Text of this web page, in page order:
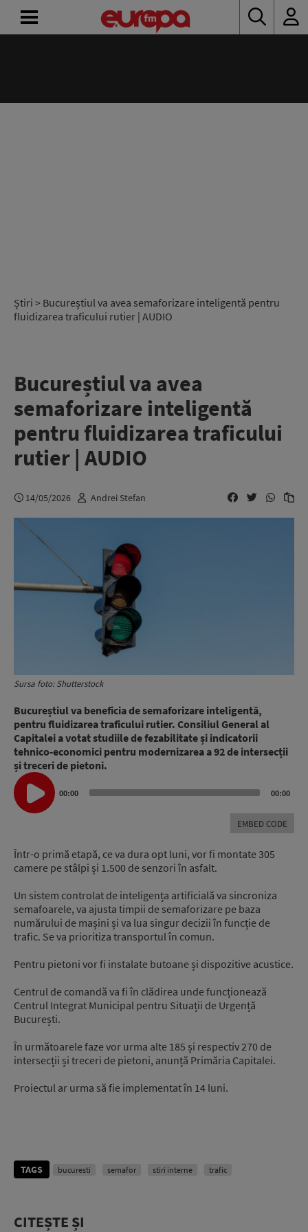
Știri > Bucureștiul va avea semaforizare inteligentă pentru
fluidizarea traficului rutier | AUDIO
Bucureștiul va avea
semaforizare inteligentă
pentru fluidizarea traficului
rutier | AUDIO
14/05/2026 Andrei Stefan
Sursa foto: Shutterstock
Bucureștiul va beneficia de semaforizare inteligentă,
pentru fluidizarea traficului rutier. Consiliul General al
Capitalei a votat studiile de fezabilitate și indicatorii
tehnico-economici pentru modernizarea a 92 de intersecții
și treceri de pietoni.
Audio
Player
00:00 00:00
EMBED CODE
Într-o primă etapă, ce va dura opt luni, vor fi montate 305
camere pe stâlpi și 1.500 de senzori în asfalt.
Un sistem controlat de inteligența artificială va sincroniza
semafoarele, va ajusta timpii de semaforizare pe baza
numărului de mașini și va lua singur decizii în funcție de
trafic. Se va prioritiza transportul în comun.
Pentru pietoni vor fi instalate butoane și dispozitive acustice.
Centrul de comandă va fi în clădirea unde funcționează
Centrul Integrat Municipal pentru Situații de Urgență
București.
În următoarele faze vor urma alte 185 și respectiv 270 de
intersecții și treceri de pietoni, anunță Primăria Capitalei.
Proiectul ar urma să fie implementat în 14 luni.
TAGS bucuresti semafor stiri interne trafic
CITEȘTE ȘI